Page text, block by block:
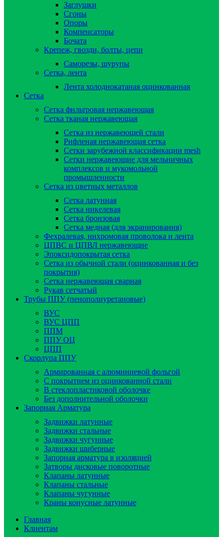
Заглушки
Сгоны
Опоры
Компенсаторы
Бочата
Крепеж, гвозди, болты, цепи
Саморезы, шурупы
Сетка, лента
Лента холоднокатаная оцинкованная
Сетка
Сетка фильтровая нержавеющая
Сетка тканая нержавеющая
Сетка из нержавеющей стали
Рифленая нержавеющая сетка
Сетки зарубежной классификации mesh
Сетки нержавеющие для мельничных
комплексов и мукомольной
промышленности
Сетка из цветных металлов
Сетка латунная
Сетка никелевая
Сетка бронзовая
Сетка медная (для экранирования)
Фехралевая, нихромовая проволока и лента
ЦПВС и ЦПВЛ нержавеющие
Эпоксидопокрытая сетка
Сетка из обычной стали (оцинкованная и без
покрытия)
Сетка нержавеющая сварная
Рукав сетчатый
Трубы ППУ (пенополиуретановые)
ВУС
ВУС ЦПП
ППМ
ППУ ОЦ
ЦПП
Скорлупа ППУ
Армированная с алюминиевой фольгой
C покрытием из оцинкованной стали
В стеклопластиковой оболочке
Без дополнительной оболочки
Запорная Арматура
Задвижки латунные
Задвижки стальные
Задвижки чугунные
Задвижки шиберные
Запорная арматура в изоляцией
Затворы дисковые поворотные
Клапаны латунные
Клапаны стальные
Клапаны чугунные
Краны конусные латунные
Главная
Клиентам